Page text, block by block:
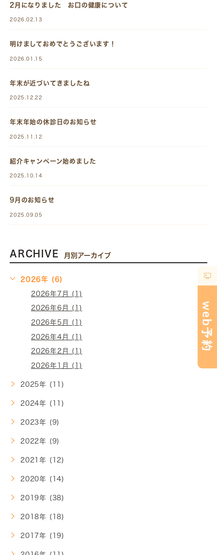
2月になりました お口の健康について
2026.02.13
明けましておめでとうございます！
2026.01.15
年末が近づいてきましたね
2025.12.22
年末年始の休診日のお知らせ
2025.11.12
紹介キャンペーン始めました
2025.10.14
9月のお知らせ
2025.09.05
ARCHIVE 月別アーカイブ
2026年 (6)
2026年7月 (1)
2026年6月 (1)
2026年5月 (1)
2026年4月 (1)
2026年2月 (1)
2026年1月 (1)
2025年 (11)
2024年 (11)
2023年 (9)
2022年 (9)
2021年 (12)
2020年 (14)
2019年 (38)
2018年 (18)
2017年 (19)